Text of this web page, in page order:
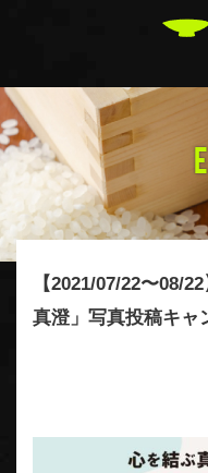
【2021/07/22〜08/
真澄」写真投稿キ